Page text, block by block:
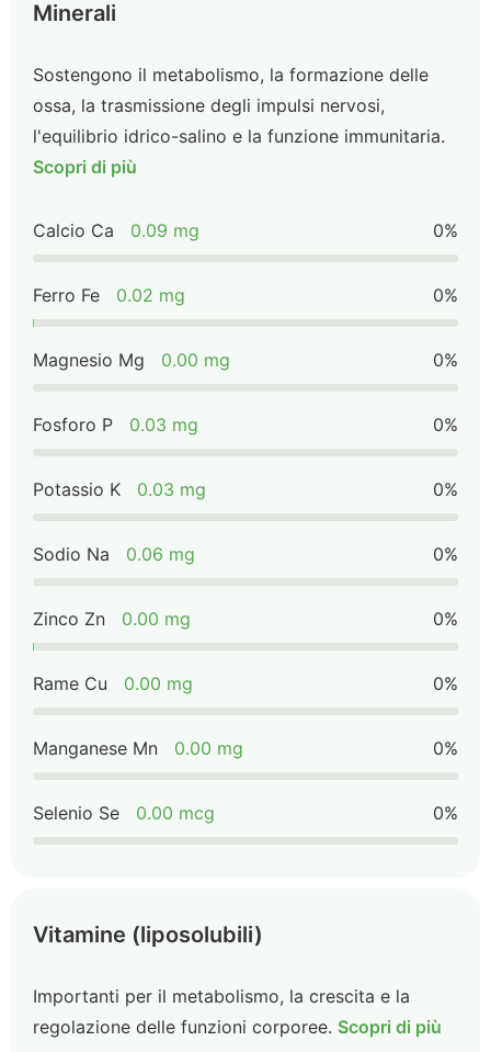
Minerali
Sostengono il metabolismo, la formazione delle
ossa, la trasmissione degli impulsi nervosi,
l'equilibrio idrico-salino e la funzione immunitaria.
Scopri di più
Calcio Ca 0.09 mg 0%
Ferro Fe 0.02 mg 0%
Magnesio Mg 0.00 mg 0%
Fosforo P 0.03 mg 0%
Potassio K 0.03 mg 0%
Sodio Na 0.06 mg 0%
Zinco Zn 0.00 mg 0%
Rame Cu 0.00 mg 0%
Manganese Mn 0.00 mg 0%
Selenio Se 0.00 mcg 0%
Vitamine (liposolubili)
Importanti per il metabolismo, la crescita e la
regolazione delle funzioni corporee. Scopri di più